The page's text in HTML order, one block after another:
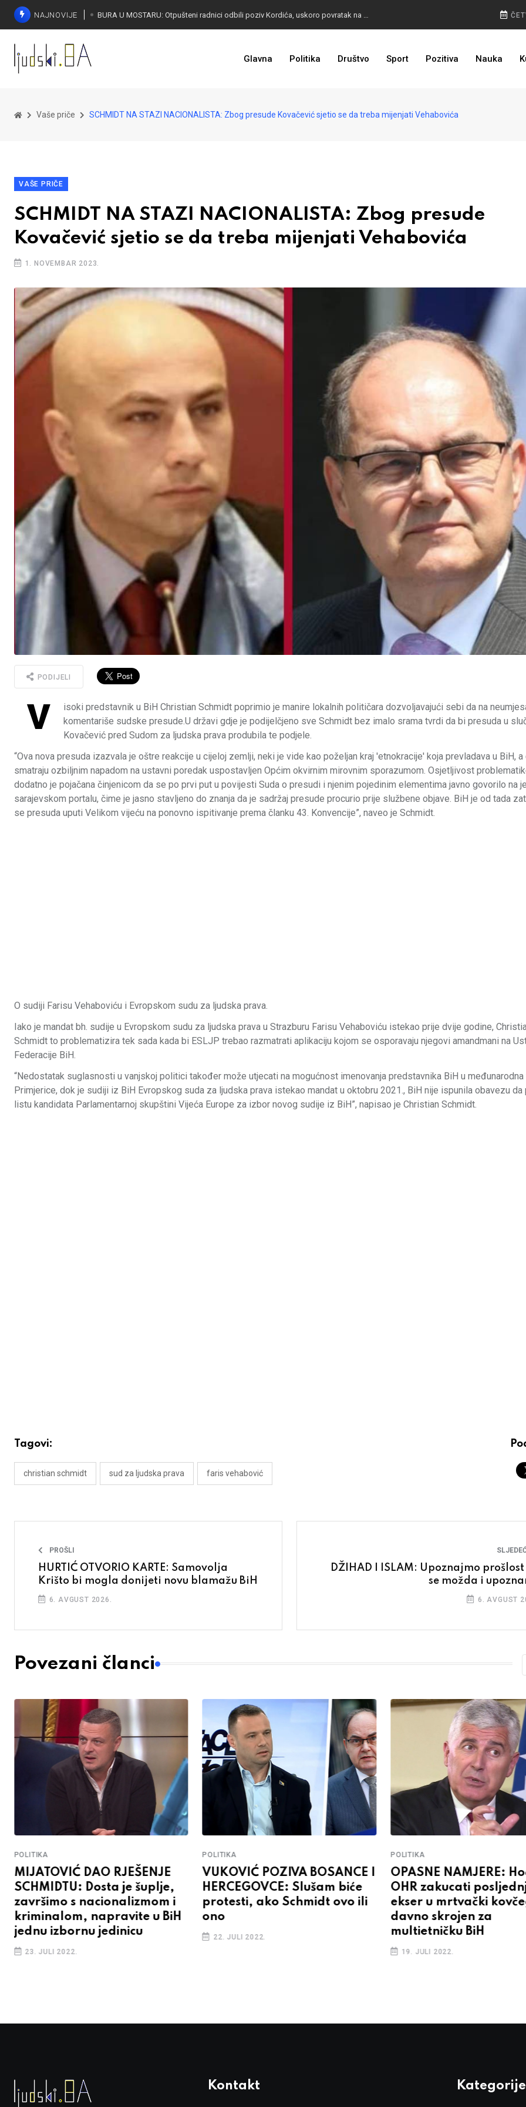
NAJNOVIJE
Glavna Politika Društvo Sport Pozitiva Nauka
Vaše priče SCHMIDT NA STAZI NACIONALISTA: Zbog presude Kovačević sjetio se da treba mijenjati Vehabovića
VAŠE PRIČE
SCHMIDT NA STAZI NACIONALISTA: Zbog presude
Kovačević sjetio se da treba mijenjati Vehabovića
1. NOVEMBAR 2023.
PODIJELI
V
isoki predstavnik u BiH Christian Schmidt poprimio je manire lokalnih političara dozvoljavajući sebi da na
komentariše sudske presude.U državi gdje je podijelčjeno sve Schmidt bez imalo srama tvrdi da bi presuda u
Kovačević pred Sudom za ljudska prava produbila te podjele.
“Ova nova presuda izazvala je oštre reakcije u cijeloj zemlji, neki je vide kao poželjan kraj 'etnokracije' koja prevladava u BiH, a
smatraju ozbiljnim napadom na ustavni poredak uspostavljen Općim okvirnim mirovnim sporazumom. Osjetljivost
dodatno je pojačana činjenicom da se po prvi put u povijesti Suda o presudi i njenim pojedinim elementima javno govorilo na
sarajevskom portalu, čime je jasno stavljeno do znanja da je sadržaj presude procurio prije službene objave. BiH je od tada
se presuda uputi Velikom vijeću na ponovno ispitivanje prema članku 43. Konvencije”, naveo je Schmidt.
O sudiji Farisu Vehaboviću i Evropskom sudu za ljudska prava.
Iako je mandat bh. sudije u Evropskom sudu za ljudska prava u Strazburu Farisu Vehaboviću istekao prije dvije godine,
Schmidt to problematizira tek sada kada bi ESLJP trebao razmatrati aplikaciju kojom se osporavaju njegovi amandmani na
Federacije BiH.
“Nedostatak suglasnosti u vanjskoj politici također može utjecati na mogućnost imenovanja predstavnika BiH u međunarodna
Primjerice, dok je sudiji iz BiH Evropskog suda za ljudska prava istekao mandat u oktobru 2021., BiH nije ispunila obavezu
listu kandidata Parlamentarnoj skupštini Vijeća Europe za izbor novog sudije iz BiH”, napisao je Christian Schmidt.
Tagovi:
christian schmidt sud za ljudska prava faris vehabović
PROŠLI
HURTIĆ OTVORIO KARTE: Samovolja
Krišto bi mogla donijeti novu blamažu BiH
6. AVGUST 2026.
DŽIHAD I ISLAM: Upoznajmo prošlost
se možda i
6. AVGUST
Povezani članci
POLITIKA
MIJATOVIĆ DAO RJEŠENJE
SCHMIDTU: Dosta je šuplje,
završimo s nacionalizmom i
kriminalom, napravite u BiH
jednu izbornu jedinicu
23. JULI 2022.
POLITIKA
VUKOVIĆ POZIVA BOSANCE I
HERCEGOVCE: Slušam biće
protesti, ako Schmidt ovo ili
ono
22. JULI 2022.
POLITIKA
OPASNE NAMJERE:
OHR zakucati
ekser u mrtvački
davno skrojen za
multietničku BiH
19. JULI 2022.
Kontakt Kategorije